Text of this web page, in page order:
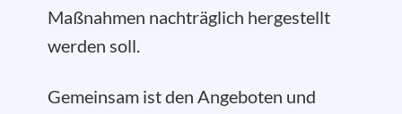
Maßnahmen nachträglich hergestellt
werden soll.
Gemeinsam ist den Angeboten und